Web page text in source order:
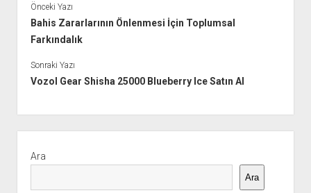
Önceki Yazı
Bahis Zararlarının Önlenmesi İçin Toplumsal
Farkındalık
Sonraki Yazı
Vozol Gear Shisha 25000 Blueberry Ice Satın Al
Menü
Ara
Ara